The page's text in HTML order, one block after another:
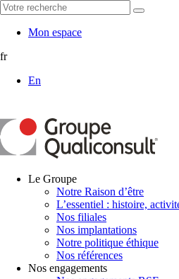
Mon espace
fr
En
Le Groupe
Notre Raison d’être
L’essentiel : histoire,
Nos filiales
Nos implantations
Notre politique éthique
Nos références
Nos engagements